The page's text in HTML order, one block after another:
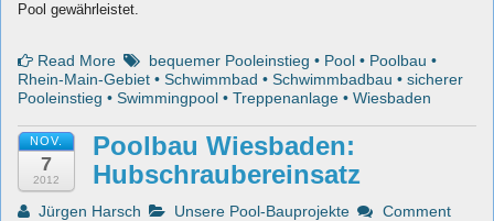
Pool gewährleistet.
Read More bequemer Pooleinstieg • Pool • Poolbau •
Rhein-Main-Gebiet • Schwimmbad • Schwimmbadbau • sicherer
Pooleinstieg • Swimmingpool • Treppenanlage • Wiesbaden
NOV.
7
2012
Poolbau Wiesbaden:
Hubschraubereinsatz
Jürgen Harsch Unsere Pool-Bauprojekte Comment